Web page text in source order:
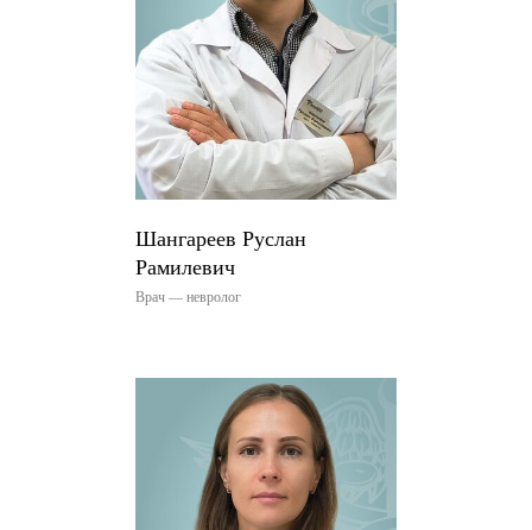
Шангареев Руслан
Рамилевич
Врач — невролог